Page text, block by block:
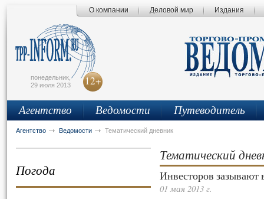
О компании Деловой мир Издания
понедельник,
29 июля 2013
12+
Агентство Ведомости Путеводитель
Агентство Ведомости Тематический дневник
Погода
Тематический
Инвесторов зазывают
01 мая 2013 г.